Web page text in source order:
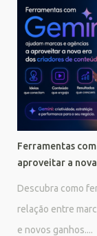
Ferramentas
aproveitar a
Descubra como
relação entre
e novos ganhos....